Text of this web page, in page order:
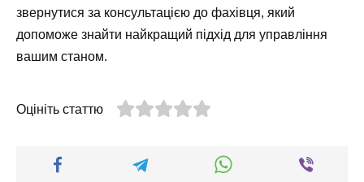
звернутися за консультацією до фахівця, який
допоможе знайти найкращий підхід для управління
вашим станом.
Оцініть статтю